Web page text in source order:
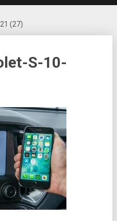
(27)
S-10-